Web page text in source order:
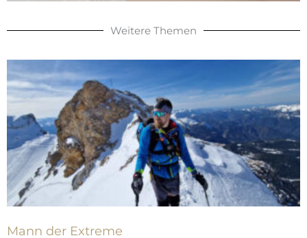
Weitere Themen
Mann der Extreme